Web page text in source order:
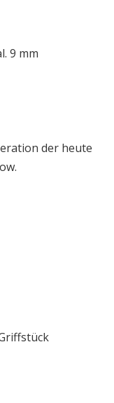
9 mm
der heute